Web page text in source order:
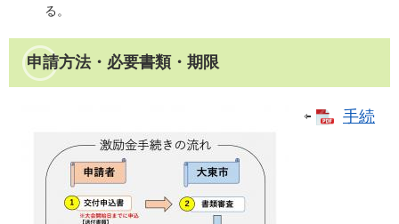
る。
申請方法・必要書類・期限
⇦ 手続